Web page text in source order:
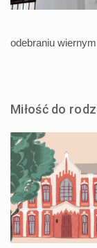
odebraniu
Miłość do